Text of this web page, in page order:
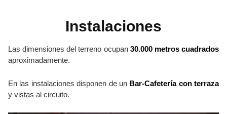
Instalaciones
Las dimensiones del terreno ocupan 30.000 metros cuadrados
aproximadamente.
En las instalaciones disponen de un Bar-Cafetería con terraza
y vistas al circuito.